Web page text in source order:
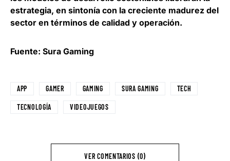
estrategia, en sintonía con la creciente madurez del
sector en términos de calidad y operación.
Fuente: Sura Gaming
APP GAMER GAMING SURA GAMING TECH
TECNOLOGÍA VIDEOJUEGOS
VER COMENTARIOS (0)